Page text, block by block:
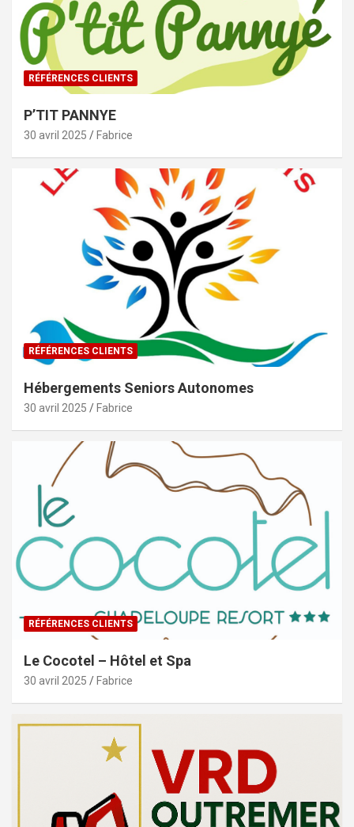
RÉFÉRENCES CLIENTS
P’TIT PANNYE
30 avril 2025 Fabrice
RÉFÉRENCES CLIENTS
Hébergements Seniors Autonomes
30 avril 2025 Fabrice
RÉFÉRENCES CLIENTS
Le Cocotel – Hôtel et Spa
30 avril 2025 Fabrice